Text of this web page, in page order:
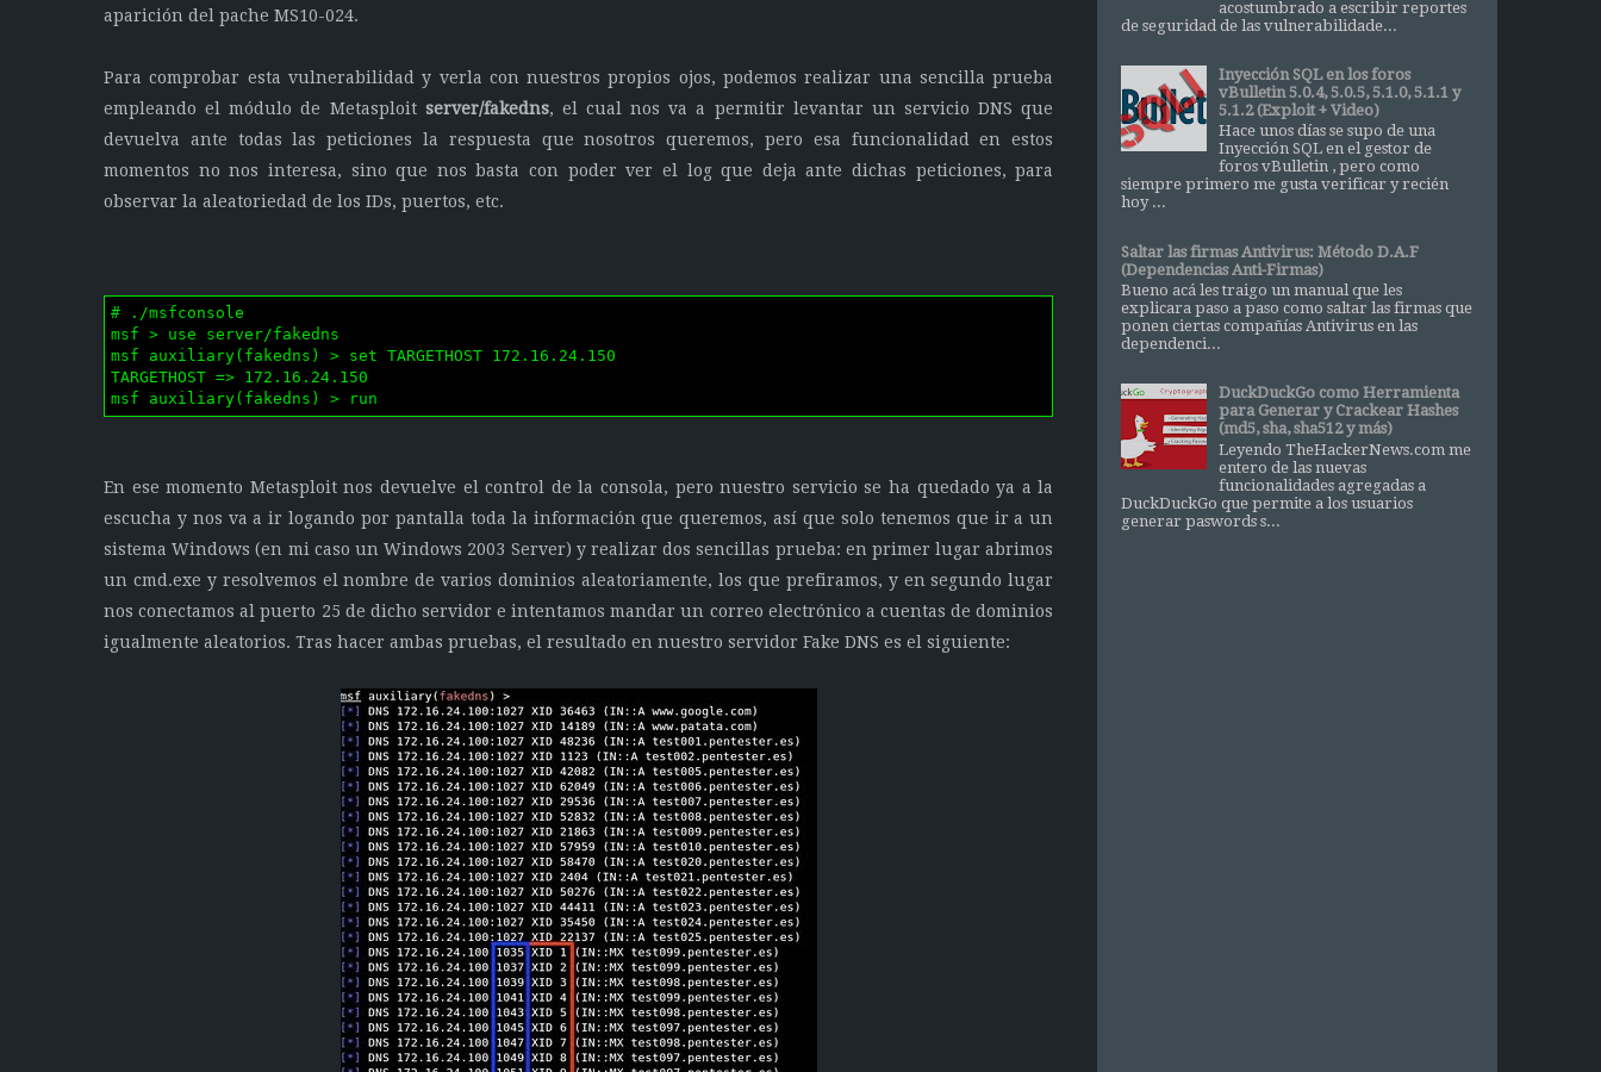
aparición del pache MS10-024.
Para comprobar esta vulnerabilidad y verla con nuestros propios ojos, podemos realizar una sencilla prueba
empleando el módulo de Metasploit server/fakedns, el cual nos va a permitir levantar un servicio DNS que
devuelva ante todas las peticiones la respuesta que nosotros queremos, pero esa funcionalidad en estos
momentos no nos interesa, sino que nos basta con poder ver el log que deja ante dichas peticiones, para
observar la aleatoriedad de los IDs, puertos, etc.
# ./msfconsole
msf > use server/fakedns
msf auxiliary(fakedns) > set TARGETHOST 172.16.24.150
TARGETHOST => 172.16.24.150
msf auxiliary(fakedns) > run
En ese momento Metasploit nos devuelve el control de la consola, pero nuestro servicio se ha quedado ya a la
escucha y nos va a ir logando por pantalla toda la información que queremos, así que solo tenemos que ir a un
sistema Windows (en mi caso un Windows 2003 Server) y realizar dos sencillas prueba: en primer lugar abrimos
un cmd.exe y resolvemos el nombre de varios dominios aleatoriamente, los que prefiramos, y en segundo lugar
nos conectamos al puerto 25 de dicho servidor e intentamos mandar un correo electrónico a cuentas de dominios
igualmente aleatorios. Tras hacer ambas pruebas, el resultado en nuestro servidor Fake DNS es el siguiente:
acostumbrado a escribir reportes
de seguridad de las vulnerabilidade...
Inyección SQL en los foros
vBulletin 5.0.4, 5.0.5, 5.1.0, 5.1.1 y
5.1.2 (Exploit + Video)
Hace unos días se supo de una
Inyección SQL en el gestor de
foros vBulletin , pero como
siempre primero me gusta verificar y recién
hoy ...
Saltar las firmas Antivirus: Método D.A.F
(Dependencias Anti-Firmas)
Bueno acá les traigo un manual que les
explicara paso a paso como saltar las firmas que
ponen ciertas compañías Antivirus en las
dependenci...
DuckDuckGo como Herramienta
para Generar y Crackear Hashes
(md5, sha, sha512 y más)
Leyendo TheHackerNews.com me
entero de las nuevas
funcionalidades agregadas a
DuckDuckGo que permite a los usuarios
generar paswords s...